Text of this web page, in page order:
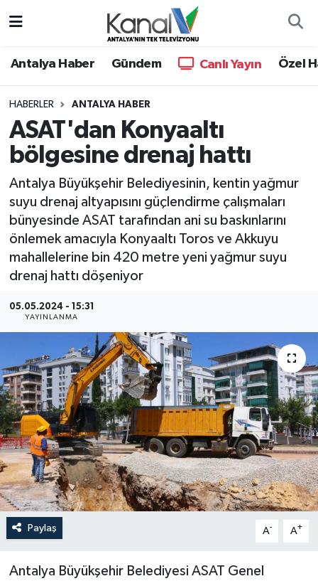
Antalya Haber Gündem Canlı Yayın Özel
HABERLER ANTALYA HABER
ASAT'dan Konyaaltı
bölgesine drenaj hattı
Antalya Büyükşehir Belediyesinin, kentin yağmur
suyu drenaj altyapısını güçlendirme çalışmaları
bünyesinde ASAT tarafından ani su baskınlarını
önlemek amacıyla Konyaaltı Toros ve Akkuyu
mahallelerine bin 420 metre yeni yağmur suyu
drenaj hattı döşeniyor
05.05.2024 - 15:31
YAYINLANMA
Paylaş A- A+
Antalya Büyükşehir Belediyesi ASAT Genel
Antalya Haber
Dünya
Eğitim
Ekonomi
Gündem
Günün Manşetleri
Haber Kuşakları
Haberler
KANALV Spor
Kültür Sanat
Magazin
Öğle Bülteni
Sağlık
Hava Durumu
Trafik Durumu
Süper Lig Puan Durumu ve Fikstür
Tüm Manşetler
Son Dakika Haberleri
Haber Arşivi